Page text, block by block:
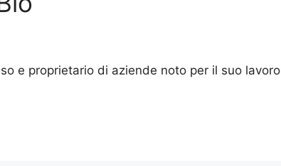
e proprietario di aziende noto per il suo lavoro